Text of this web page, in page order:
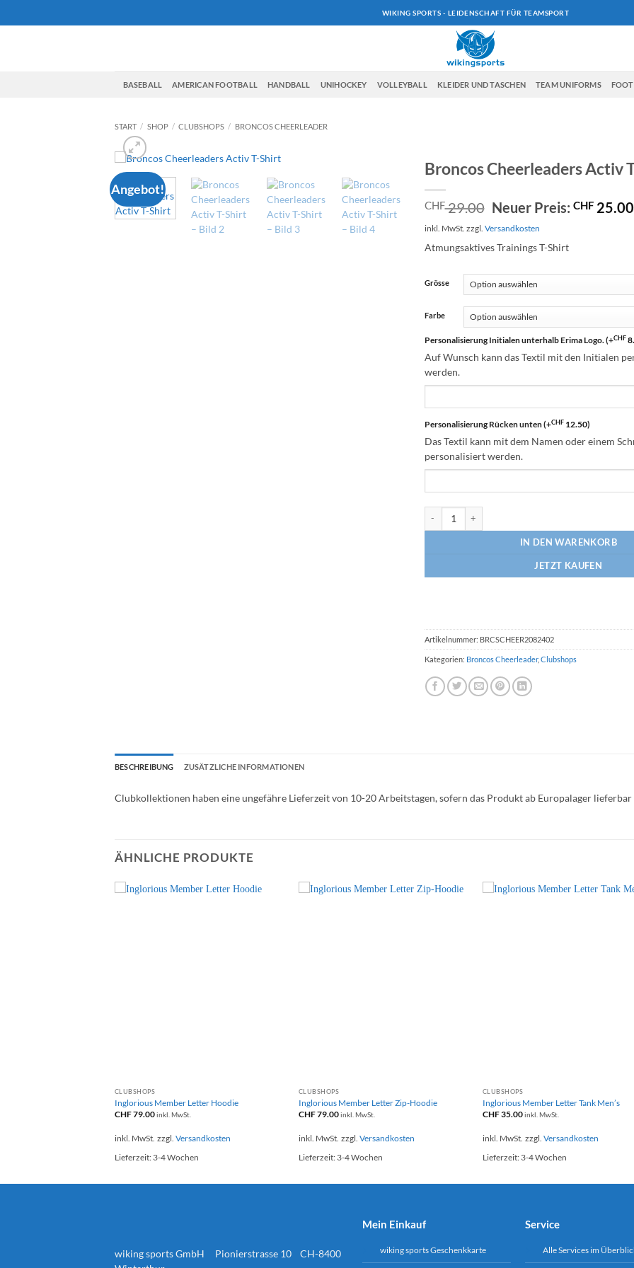
WIKING SPORTS - LEIDENSCHAFT FÜR TEAMSPORT
BASEBALL AMERICAN FOOTBALL HANDBALL UNIHOCKEY VOLLEYBALL KLEIDER UND TASCHEN TEAM UNIFORMS
START / SHOP / CLUBSHOPS / BRONCOS CHEERLEADER
Angebot!
Broncos Cheerleaders Activ
CHF29.00 Ursprünglicher
Preis
war:
CHF 29.00
Neuer Preis: CHF25.00
inkl. MwSt. zzgl. Versandkosten
Atmungsaktives Trainings T-Shirt
Grösse
Farbe
Personalisierung Initialen unterhalb Erima Logo.(+CHF
Auf Wunsch kann das Textil mit den Initialen
werden.
Personalisierung Rücken unten(+CHF12.50)
Das Textil kann mit dem Namen oder einem
personalisiert werden.
IN DEN WARENKORB
JETZT KAUFEN
Artikelnummer: BRCSCHEER2082402
Kategorien: Broncos Cheerleader, Clubshops
BESCHREIBUNG ZUSÄTZLICHE INFORMATIONEN
Clubkollektionen haben eine ungefähre Lieferzeit von 10-20 Arbeitstagen, sofern das Produkt ab Europalager lieferbar
ÄHNLICHE PRODUKTE
CLUBSHOPS
Inglorious Member Letter Hoodie
CHF79.00inkl. MwSt.
inkl. MwSt. zzgl. Versandkosten
Lieferzeit: 3-4 Wochen
CLUBSHOPS
Inglorious Member Letter Zip-Hoodie
CHF79.00inkl. MwSt.
inkl. MwSt. zzgl. Versandkosten
Lieferzeit: 3-4 Wochen
CLUBSHOPS
Inglorious Member Letter Tank Men’s
CHF35.00inkl. MwSt.
inkl. MwSt. zzgl. Versandkosten
Lieferzeit: 3-4 Wochen
wiking sports GmbH Pionierstrasse 10 CH-8400
Mein Einkauf
wiking sports Geschenkkarte
Service
Alle Services im